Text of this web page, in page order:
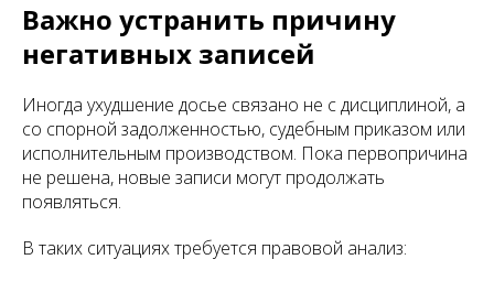
Важно устранить причину
негативных записей
Иногда ухудшение досье связано не с дисциплиной, а
со спорной задолженностью, судебным приказом или
исполнительным производством. Пока первопричина
не решена, новые записи могут продолжать
появляться.
В таких ситуациях требуется правовой анализ: